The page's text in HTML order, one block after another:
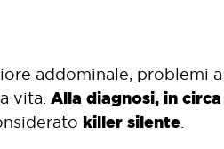
addominale, problemi a
vita. Alla diagnosi, in circa
killer silente